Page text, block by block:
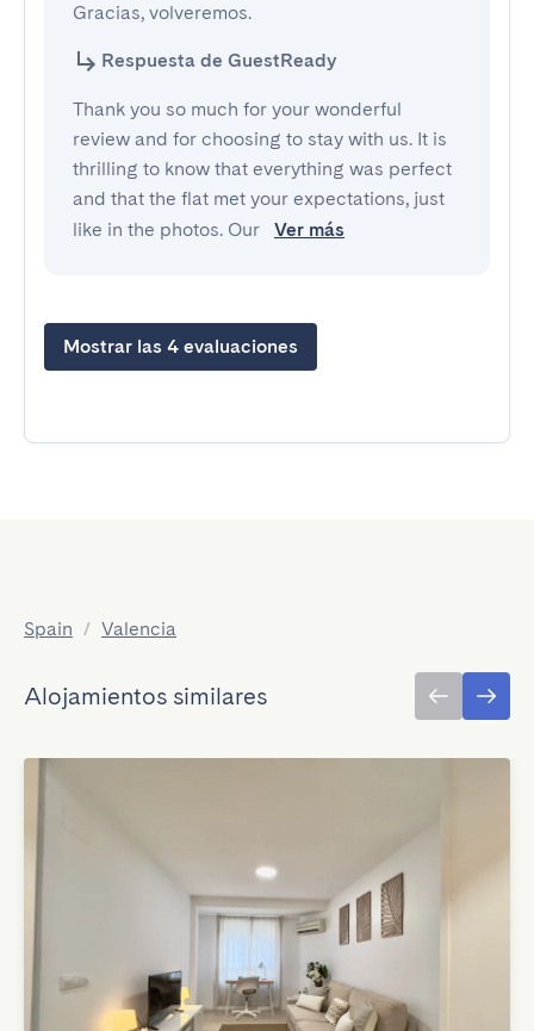
Gracias, volveremos.
Respuesta de GuestReady
Thank you so much for your wonderful
review and for choosing to stay with us. It is
thrilling to know that everything was perfect
and that the flat met your expectations, just
like in the photos. Our
Ver más
Mostrar las 4 evaluaciones
Spain / Valencia
Alojamientos similares